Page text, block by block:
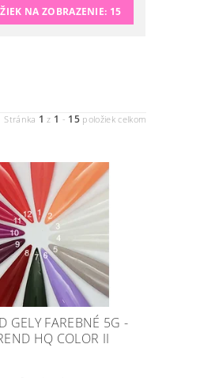
NA ZOBRAZENIE: 15
Stránka 1 z 1 - 15 položiek celkom
GELY FAREBNÉ 5G -
HQ COLOR II